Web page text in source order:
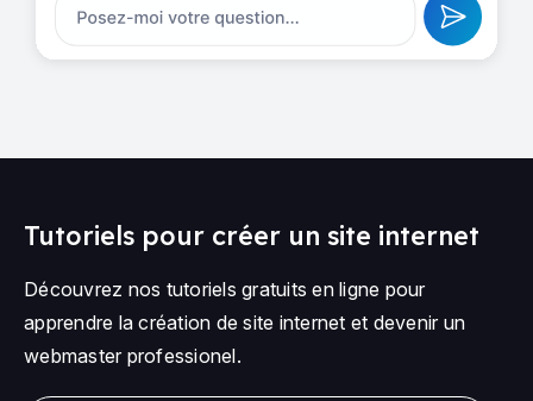
Tutoriels pour créer un site internet
Découvrez nos tutoriels gratuits en ligne pour
apprendre la création de site internet et devenir un
webmaster professionel.